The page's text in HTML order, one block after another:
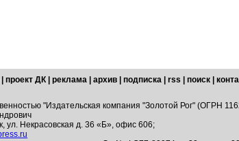
проект ДК реклама архив подписка rss поиск
"Издательская компания "Золотой Рог" (ОГРН
ул. Некрасовская д. 36 «Б», офис 606;